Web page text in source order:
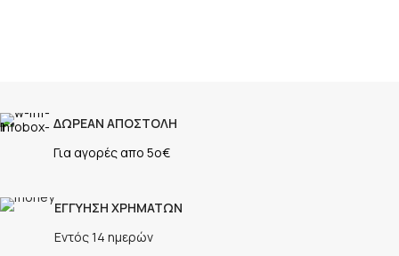
ΔΩΡΕΑΝ ΑΠΟΣΤΟΛΗ
Για αγορές απο 5ο€
ΕΓΓΥΗΣΗ ΧΡΗΜΑΤΩΝ
Εντός 14 ημερών